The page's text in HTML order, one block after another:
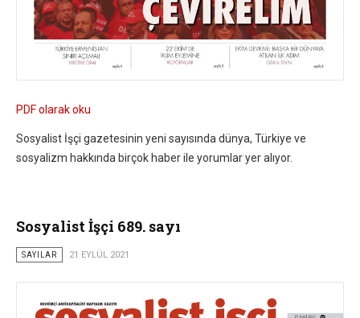
PDF olarak oku
Sosyalist İşçi gazetesinin yeni sayısında dünya, Türkiye ve
sosyalizm hakkında birçok haber ile yorumlar yer alıyor.
Sosyalist İşçi 689. sayı
SAYILAR 21 EYLÜL 2021